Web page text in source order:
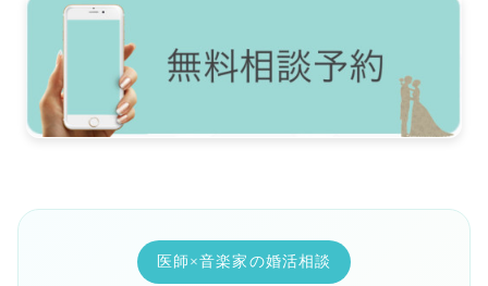
医師×音楽家の婚活相談